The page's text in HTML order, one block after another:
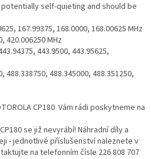
self-quieting and should be
167.99375, 168.0000, 168.00625 MHz
420.006250 MHz
443.9500, 443.95625,
488.338750, 488.345000, 488.351250,
CP180 Vám rádi poskytneme na
se již nevyrábí! Náhradní díly a
- jednotlivé příslušenství naleznete v
na telefonním čísle 226 808 707